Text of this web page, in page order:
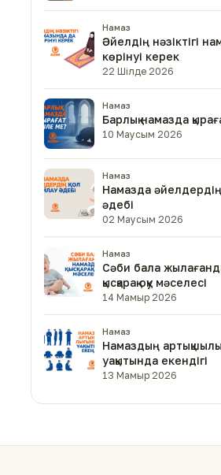
Намаз
Әйелдің нәзіктігі
көрінуі керек
22 Шілде 2026
Намаз
Барлық намазда
10 Маусым 2026
Намаз
Намазда әйелдердің
әдебі
02 Маусым 2026
Намаз
Сәби бала
қысқарақ оқу мәселесі
14 Мамыр 2026
Намаз
Намаздың
уақытында екендігі
13 Мамыр 2026